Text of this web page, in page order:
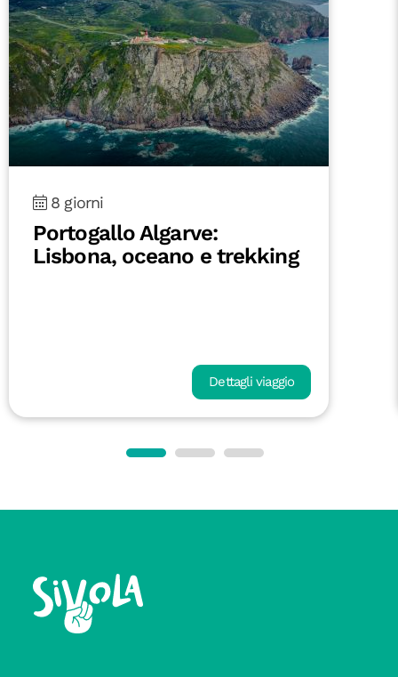
8 giorni
Fuerteventura On the Road:
tra oceano e deserto
Dettagli viaggio